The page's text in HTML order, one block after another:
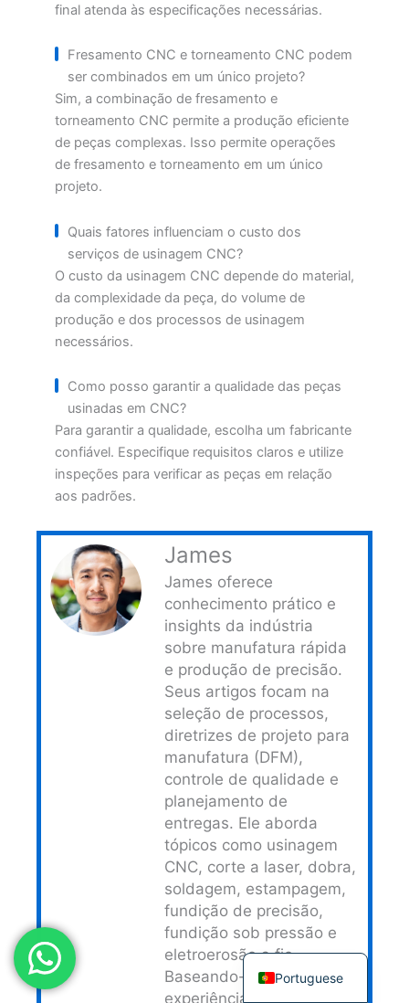
final atenda às especificações necessárias.
Fresamento CNC e torneamento CNC podem
ser combinados em um único projeto?
Sim, a combinação de fresamento e
torneamento CNC permite a produção eficiente
de peças complexas. Isso permite operações
de fresamento e torneamento em um único
projeto.
Quais fatores influenciam o custo dos
serviços de usinagem CNC?
O custo da usinagem CNC depende do material,
da complexidade da peça, do volume de
produção e dos processos de usinagem
necessários.
Como posso garantir a qualidade das peças
usinadas em CNC?
Para garantir a qualidade, escolha um fabricante
confiável. Especifique requisitos claros e utilize
inspeções para verificar as peças em relação
aos padrões.
James
James oferece
conhecimento prático e
insights da indústria
sobre manufatura rápida
e produção de precisão.
Seus artigos focam na
seleção de processos,
diretrizes de projeto para
manufatura (DFM),
controle de qualidade e
planejamento de
entregas. Ele aborda
tópicos como usinagem
CNC, corte a laser, dobra,
soldagem, estampagem,
fundição de precisão,
fundição sob pressão e
eletroerosão a fio.
Baseando-se em sua
experiência real em
Portuguese
English
Arabic
Chinese
Dutch
French
German
Indonesian
Italian
Korean
Russian
Spanish
Japanese